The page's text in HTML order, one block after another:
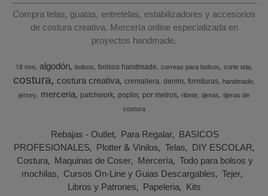
Compra telas, guatas, entretelas, estabilizadores y accesorios
de costura creativa. Mercería online especializada en
proyectos handmade.
18 mm algodón bolsos bolsos handmade correas para bolsos corte tela
costura costura creativa cremallera denim fornituras handmade
jersey merceria patchwork poplin por metros ribete tijeras tijeras de
costura
Rebajas - Outlet Para Regalar BASICOS
PROFESIONALES Plotter & Vinilos Telas DIY ESCOLAR
Costura Maquinas de Coser Mercería Todo para bolsos y
mochilas Cursos On-Line y Guias Descargables Tejer
Libros y Patrones Papeleria Kits